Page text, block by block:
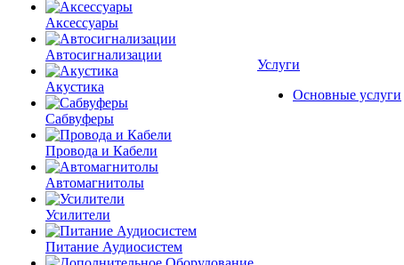
Аксессуары
Автосигнализации
Акустика
Сабвуферы
Провода и Кабели
Автомагнитолы
Усилители
Питание Аудиосистем
Услуги
Основные услуги